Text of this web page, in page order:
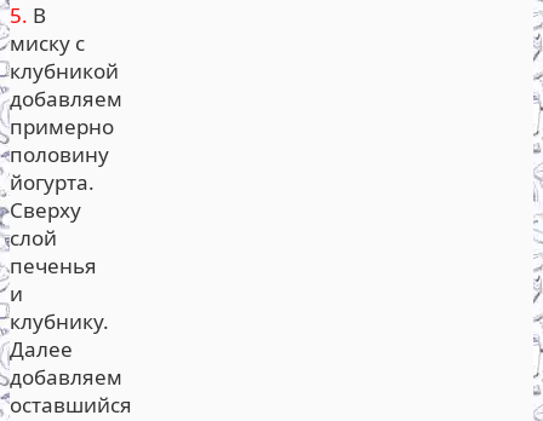
5. В
миску с
клубникой
добавляем
примерно
половину
йогурта.
Сверху
слой
печенья
и
клубнику.
Далее
добавляем
оставшийся